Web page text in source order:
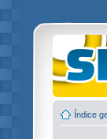
Índice